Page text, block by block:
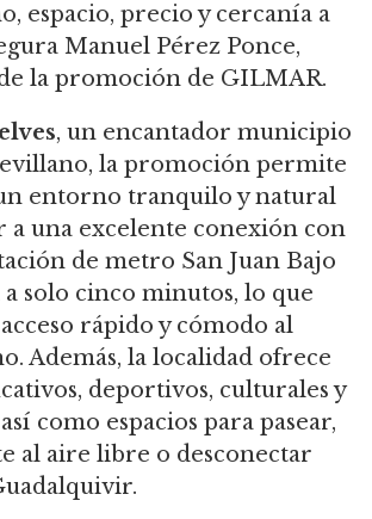
espacio, precio y cercanía a
Manuel Pérez Ponce,
la promoción de GILMAR.
, un encantador municipio
la promoción permite
entorno tranquilo y natural
a una excelente conexión con
de metro San Juan Bajo
solo cinco minutos, lo que
rápido y cómodo al
Además, la localidad ofrece
deportivos, culturales y
como espacios para pasear,
al aire libre o desconectar